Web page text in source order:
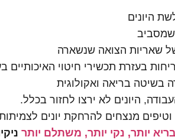
היונים
שמסביב
של שאריות הצואה שנשארה
בעזרת תכשירי חיטוי האיכותיים
בשיטה בריאה ואקולוגית
היונים לא ירצו לחזור בכלל.
וטיפים מנצחים להרחקת יונים
בריא יותר, נקי יותר, משתלם יותר